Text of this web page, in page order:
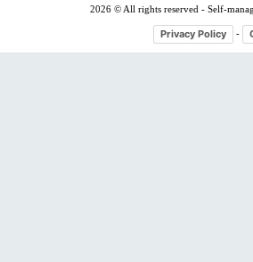
2026 © All rights reserved - Self-
Privacy Policy -